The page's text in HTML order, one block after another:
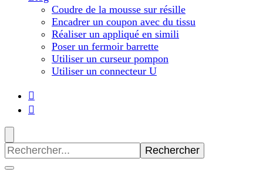
Coudre de la mousse sur résille
Encadrer un coupon avec du tissu
Réaliser un appliqué en simili
Poser un fermoir barrette
Utiliser un curseur pompon
Utiliser un connecteur U
Recherche
pour
: